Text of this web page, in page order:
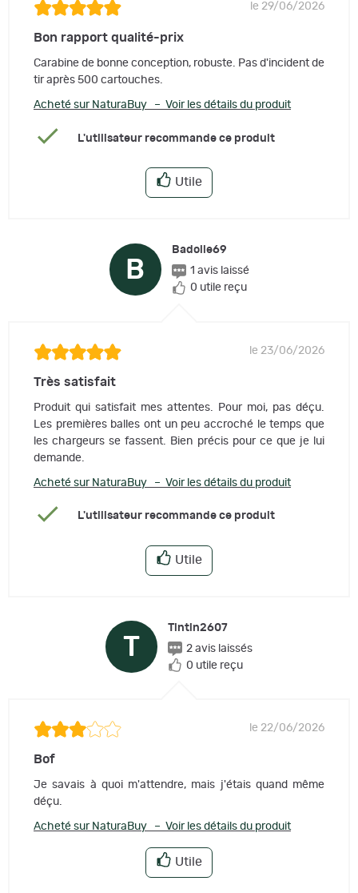
le 29/06/2026
Bon rapport qualité-prix
Carabine de bonne conception, robuste. Pas d'incident de
tir après 500 cartouches.
Acheté sur NaturaBuy – Voir les détails du produit
L'utilisateur recommande ce produit
Utile
B
Badolle69
1 avis laissé
0 utile reçu
le 23/06/2026
Très satisfait
Produit qui satisfait mes attentes. Pour moi, pas déçu.
Les premières balles ont un peu accroché le temps que
les chargeurs se fassent. Bien précis pour ce que je lui
demande.
Acheté sur NaturaBuy – Voir les détails du produit
L'utilisateur recommande ce produit
Utile
T
Tintin2607
2 avis laissés
0 utile reçu
le 22/06/2026
Bof
Je savais à quoi m'attendre, mais j'étais quand même
déçu.
Acheté sur NaturaBuy – Voir les détails du produit
Utile